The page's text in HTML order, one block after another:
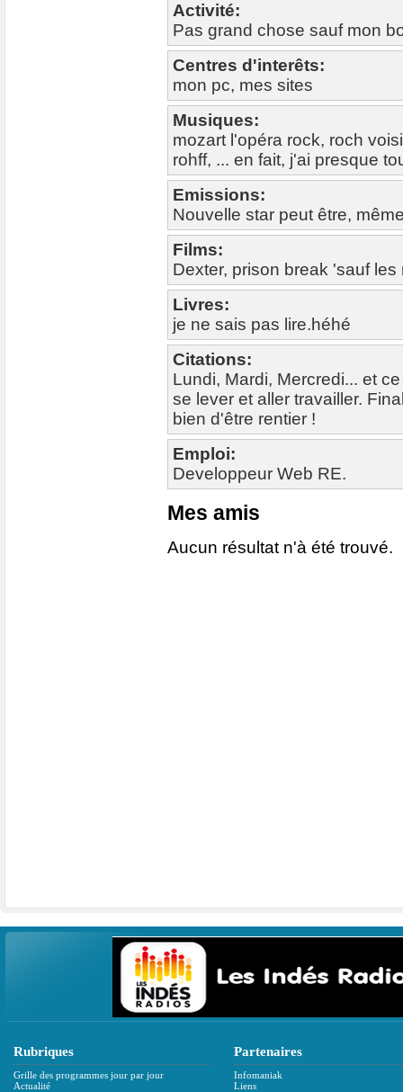
Activité:
Pas grand chose sauf mon
Centres d'interêts:
mon pc, mes sites
Musiques:
mozart l'opéra rock, roch
rohff, ... en fait, j'ai presque
Emissions:
Nouvelle star peut être,
Films:
Dexter, prison break 'sauf
Livres:
je ne sais pas lire.héhé
Citations:
Lundi, Mardi, Mercredi... et
se lever et aller travailler.
bien d'être rentier !
Emploi:
Developpeur Web RE.
Mes amis
Aucun résultat n'à été trouvé.
Rubriques
Grille des programmes jour par jour
Actualité
Partenaires
Infomaniak
Liens